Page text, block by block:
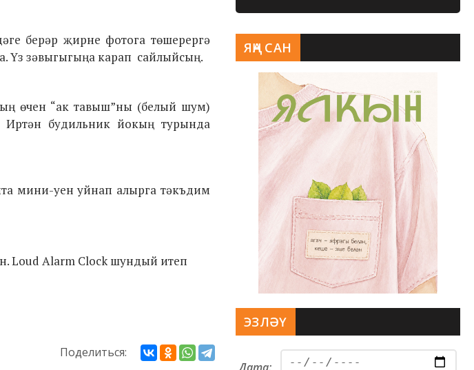
берәр җирне фотога төшерергә
Үз зәвыгыгыңа карап сайлыйсың.
өчен “ак тавыш”ны (белый шум)
Иртән будильник йокың турында
мини-уен уйнап алырга тәкъдим
Loud Alarm Clock шундый итеп
Поделиться:
ЯҢА САН
ЭЗЛӘҮ